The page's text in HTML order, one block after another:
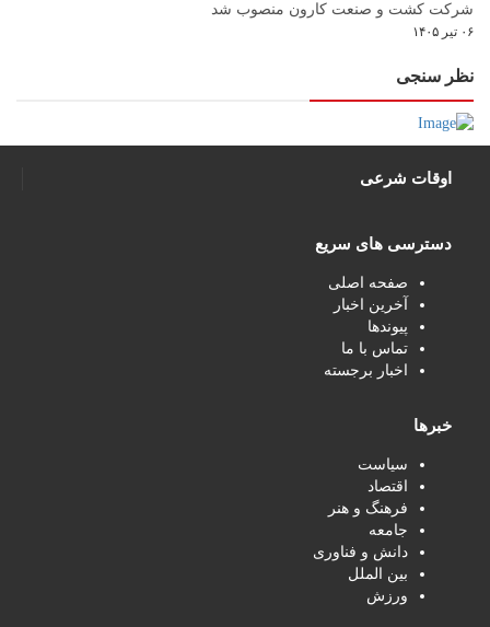
شرکت کشت و صنعت کارون منصوب شد
۰۶ تیر ۱۴۰۵
نظر سنجی
اوقات شرعی
دسترسی های سریع
صفحه اصلی
آخرین اخبار
پیوندها
تماس با ما
اخبار برجسته
خبرها
سیاست
اقتصاد
فرهنگ و هنر
جامعه
دانش و فناوری
بین الملل
ورزش